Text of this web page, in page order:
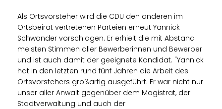
Als Ortsvorsteher wird die CDU den anderen im
Ortsbeirat vertretenen Parteien erneut Yannick
Schwander vorschlagen. Er erhielt die mit Abstand
meisten Stimmen aller Bewerberinnen und Bewerber
und ist auch damit der geeignete Kandidat. "Yannick
hat in den letzten rund fünf Jahren die Arbeit des
Ortsvorstehers großartig ausgeführt. Er war nicht nur
unser aller Anwalt gegenüber dem Magistrat, der
Stadtverwaltung und auch der